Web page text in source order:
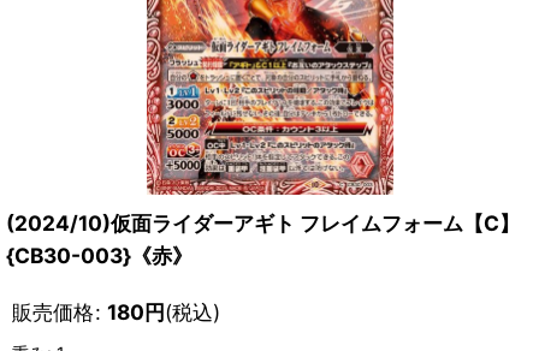
(2024/10)仮面ライダーアギト フレイムフォーム【C】
{CB30-003}《赤》
販売価格: 180円(税込)